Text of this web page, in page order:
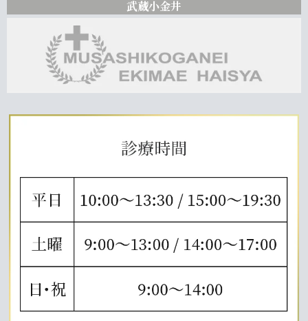
武蔵小金井